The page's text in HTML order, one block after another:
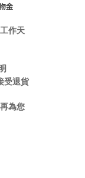
金
工作天
受退貨
為您